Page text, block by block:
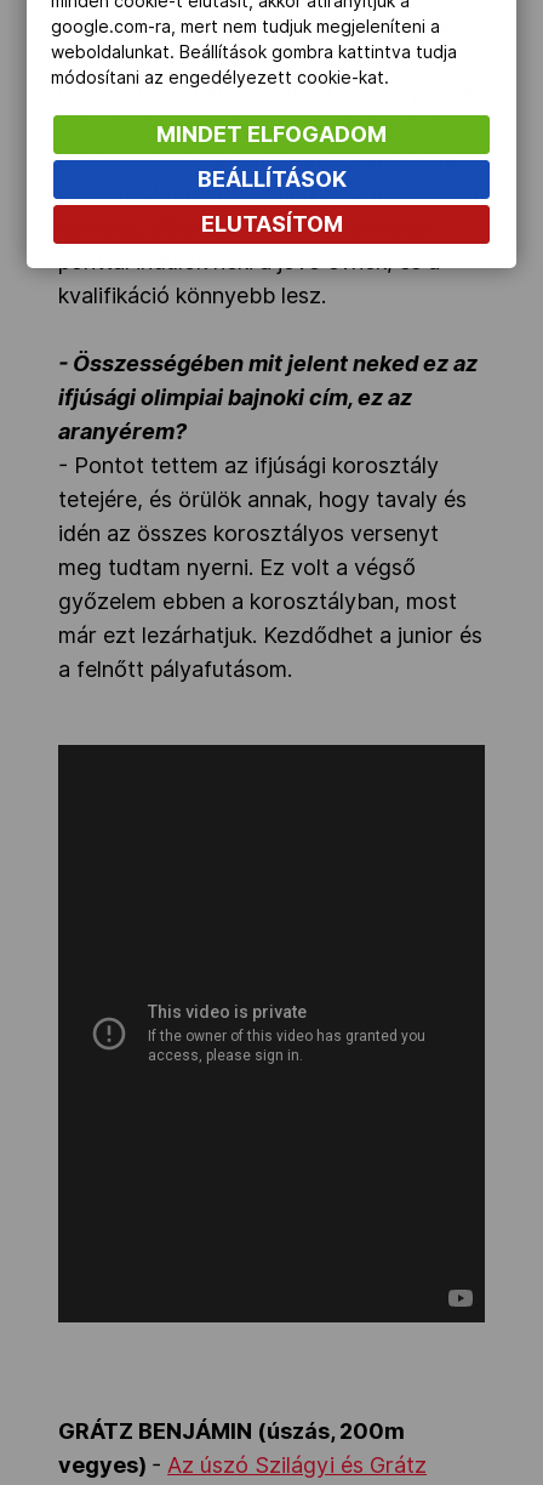
idén a kvalifikációt, a 33. helyen állok a
világranglistán, de még nem az a cél,
hanem hogy minden felnőtt versenyen jól
teljesítsek, amelyiken csak elindulok. Az
idén még lesz három Grand Slam, és ha
ezeken jól teljesítek, mind a hármon érmet
szerzek, akkor már minimum kétszáz
kvalifikáció könnyebb lesz.
- Összességében mit jelent neked ez az
ifjúsági olimpiai bajnoki cím, ez az
aranyérem?
- Pontot tettem az ifjúsági korosztály
tetejére, és örülök annak, hogy tavaly és
idén az összes korosztályos versenyt
meg tudtam nyerni. Ez volt a végső
győzelem ebben a korosztályban, most
már ezt lezárhatjuk. Kezdődhet a junior és
a felnőtt pályafutásom.
GRÁTZ BENJÁMIN (úszás, 200m
vegyes) - Az úszó Szilágyi és Grátz
google.com-ra, mert nem tudjuk megjeleníteni a
weboldalunkat. Beállítások gombra kattintva tudja
módosítani az engedélyezett cookie-kat.
MINDET ELFOGADOM
BEÁLLÍTÁSOK
ELUTASÍTOM